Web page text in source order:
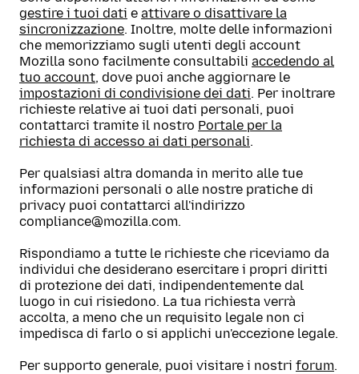
gestire i tuoi dati e attivare o disattivare la
sincronizzazione. Inoltre, molte delle informazioni
che memorizziamo sugli utenti degli account
Mozilla sono facilmente consultabili accedendo al
tuo account, dove puoi anche aggiornare le
impostazioni di condivisione dei dati. Per inoltrare
richieste relative ai tuoi dati personali, puoi
contattarci tramite il nostro Portale per la
richiesta di accesso ai dati personali.
Per qualsiasi altra domanda in merito alle tue
informazioni personali o alle nostre pratiche di
privacy puoi contattarci all'indirizzo
compliance@mozilla.com.
Rispondiamo a tutte le richieste che riceviamo da
individui che desiderano esercitare i propri diritti
di protezione dei dati, indipendentemente dal
luogo in cui risiedono. La tua richiesta verrà
accolta, a meno che un requisito legale non ci
impedisca di farlo o si applichi un'eccezione legale.
Per supporto generale, puoi visitare i nostri forum.